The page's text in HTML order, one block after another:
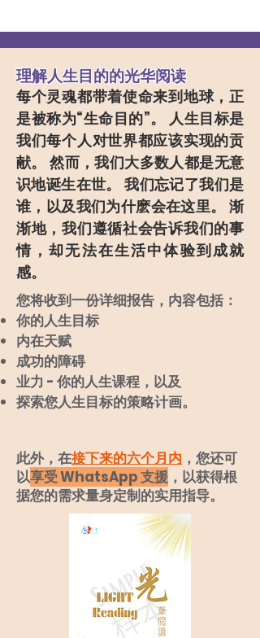
理解人生目的的光华阅读
每个灵魂都带着使命来到地球，正
是被称为“生命目的”。 人生目标是
我们每个人对世界都应该实现的贡
献。 然而，我们大多数人都是无意
识地诞生在世。 我们忘记了我们是
谁，以及我们为什麽会在这里。 渐
渐地，我们遵循社会告诉我们的事
情，却无法在生活中体验到成就
感。
您将收到一份详细报告，内容包括：
你的人生目标
内在天赋
成功的障碍
业力 - 你的人生课程，以及
探索您人生目标的策略计画。
此外，在接下来的六个月内 ，您还可
以享受 WhatsApp 支援 ，以获得根
据您的需求量身定制的实用指导。